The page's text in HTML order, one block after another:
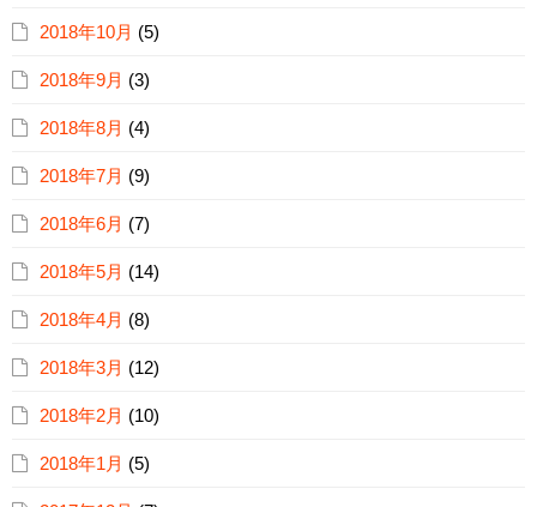
2018年10月 (5)
2018年9月 (3)
2018年8月 (4)
2018年7月 (9)
2018年6月 (7)
2018年5月 (14)
2018年4月 (8)
2018年3月 (12)
2018年2月 (10)
2018年1月 (5)